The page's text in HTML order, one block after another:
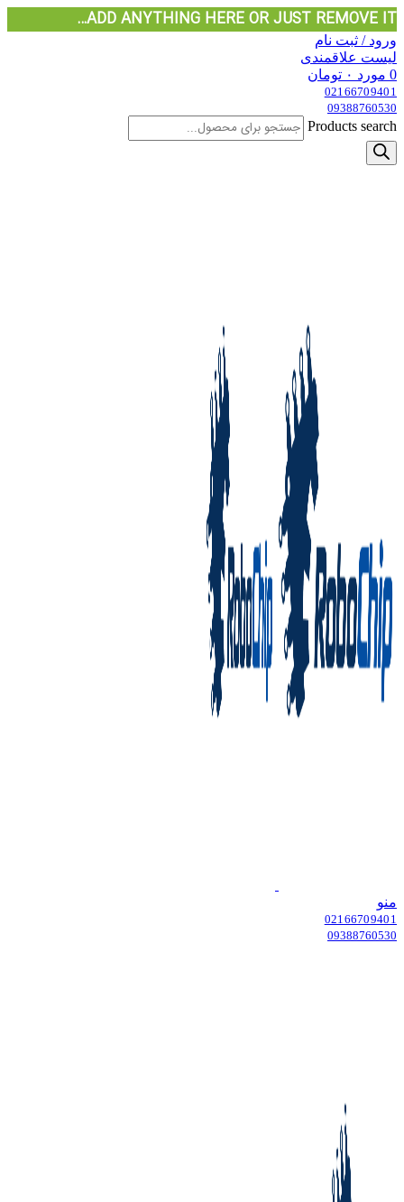
ADD ANYTHING HERE OR JUST REMOVE IT…
ورود / ثبت نام
لیست علاقمندی
0 مورد ۰ تومان
02166709401
09388760530
Products search
منو
02166709401
09388760530